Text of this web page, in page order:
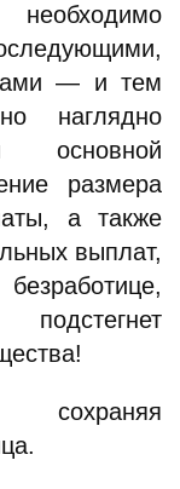
— и тем
наглядно
основной
размера
а также
выплат,